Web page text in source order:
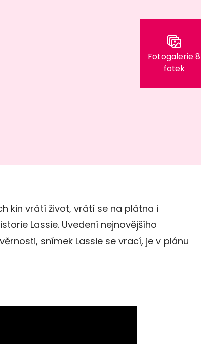
Fotogalerie 8
fotek
kin vrátí život, vrátí se na plátna i
Lassie. Uvedení nejnovějšího
snímek Lassie se vrací, je v plánu